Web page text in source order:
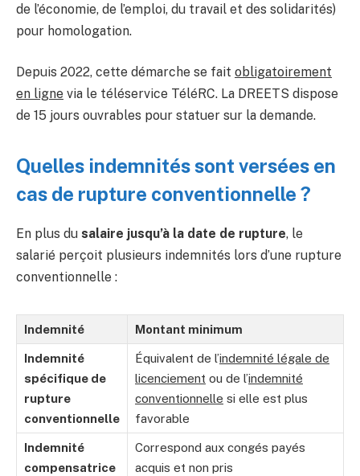
de l’économie, de l’emploi, du travail et des solidarités)
pour homologation.
Depuis 2022, cette démarche se fait obligatoirement
en ligne via le téléservice TéléRC. La DREETS dispose
de 15 jours ouvrables pour statuer sur la demande.
Quelles indemnités sont versées en
cas de rupture conventionnelle ?
En plus du salaire jusqu’à la date de rupture, le
salarié perçoit plusieurs indemnités lors d’une rupture
conventionnelle :
Indemnité Montant minimum
Indemnité
spécifique de
rupture
conventionnelle
Équivalent de l’indemnité légale de
licenciement ou de l’indemnité
conventionnelle si elle est plus
favorable
Indemnité
compensatrice
Correspond aux congés payés
acquis et non pris